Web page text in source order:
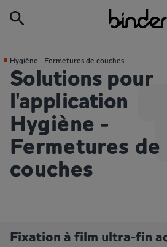
Hygiène - Fermetures de couches
Solutions pour
l'application
Hygiène -
Fermetures de
couches
Fixation à film ultra-fin